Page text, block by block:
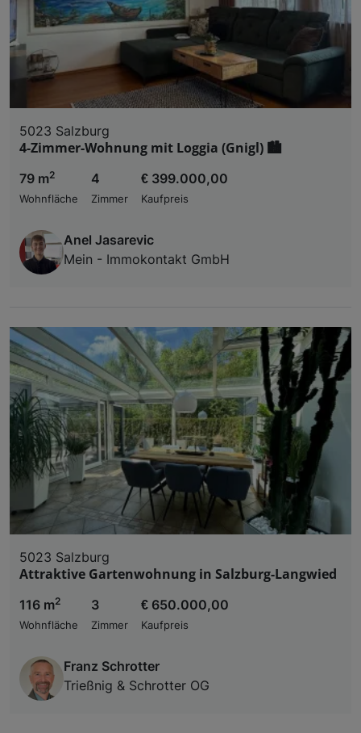
5023 Salzburg
4-Zimmer-Wohnung mit Loggia (Gnigl) 🏙️
79 m2
Wohnfläche
4
Zimmer
€ 399.000,00
Kaufpreis
Anel Jasarevic
Mein - Immokontakt GmbH
5023 Salzburg
Attraktive Gartenwohnung in Salzburg-Langwied
116 m2
Wohnfläche
3
Zimmer
€ 650.000,00
Kaufpreis
Franz Schrotter
Trießnig & Schrotter OG